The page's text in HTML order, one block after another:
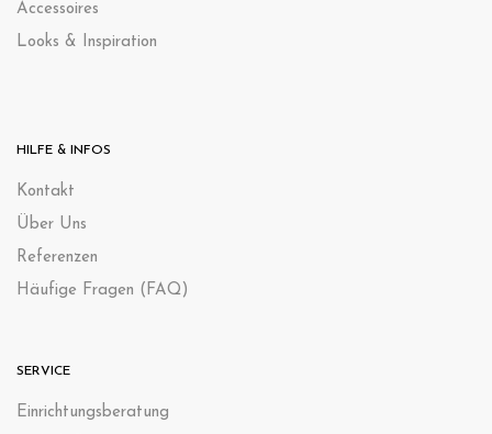
Accessoires
Looks & Inspiration
HILFE & INFOS
Kontakt
Über Uns
Referenzen
Häufige Fragen (FAQ)
SERVICE
Einrichtungsberatung